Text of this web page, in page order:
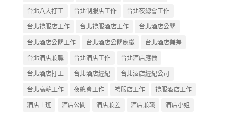
台北八大打工
台北制服店工作
台北夜總會工作
台北禮服店工作
台北禮服酒店工作
台北酒店公關
台北酒店公關工作
台北酒店公關應徵
台北酒店兼差
台北酒店兼職
台北酒店工作
台北酒店應徵
台北酒店打工
台北酒店經紀
台北酒店經紀公司
台北高薪工作
夜總會工作 禮服店工作
禮服酒店工作
酒店上班
酒店公關 酒店兼差 酒店兼職
酒店小姐